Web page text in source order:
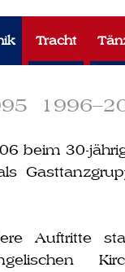
Tracht
beim 30-
Auftritte